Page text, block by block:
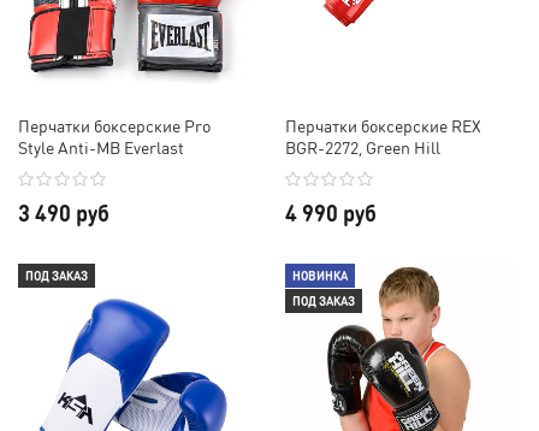
Перчатки боксерские Pro
Style Anti-MB Everlast
3 490 руб
Перчатки боксерские REX
BGR-2272, Green Hill
4 990 руб
ПОД ЗАКАЗ
НОВИНКА
ПОД ЗАКАЗ